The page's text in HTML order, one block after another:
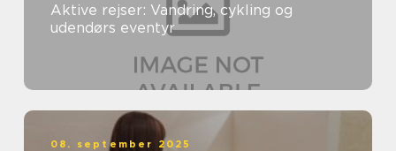
Aktive rejser: Vandring, cykling og
udendørs eventyr
08. september 2025